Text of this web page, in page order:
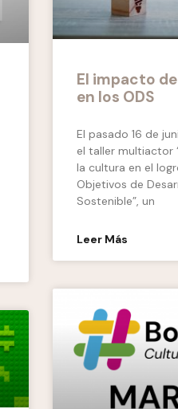
El impacto
en los ODS
El pasado 16 de
el taller multiactor
la cultura en el
Objetivos de
Sostenible”, un
Leer Más